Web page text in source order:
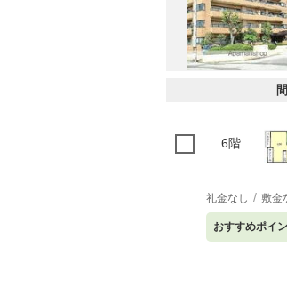
6階
礼金なし 敷金
おすすめポイ